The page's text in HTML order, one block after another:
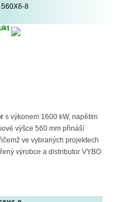
560X6-8
s výkonem 1600 kW, napětím
výšce 560 mm přináší
ve vybraných projektech
výrobce a distributor VYBO